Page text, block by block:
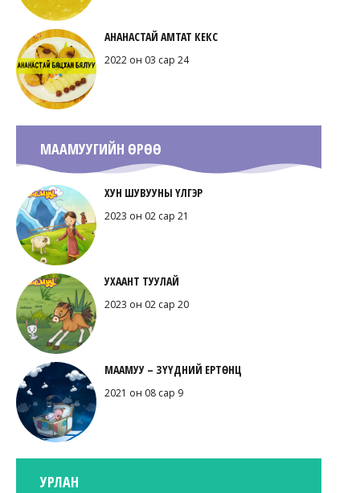
АНАНАСТАЙ АМТАТ КЕКС
2022 он 03 сар 24
МААМУУГИЙН ӨРӨӨ
ХУН ШУВУУНЫ ҮЛГЭР
2023 он 02 сар 21
УХААНТ ТУУЛАЙ
2023 он 02 сар 20
МААМУУ – ЗҮҮДНИЙ ЕРТӨНЦ
2021 он 08 сар 9
УРЛАН